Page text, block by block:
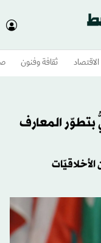
الاقتصاد ثقافة وفنون
المعارف